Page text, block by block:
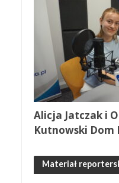
Alicja Jatczak i
Kutnowski Dom
Materiał